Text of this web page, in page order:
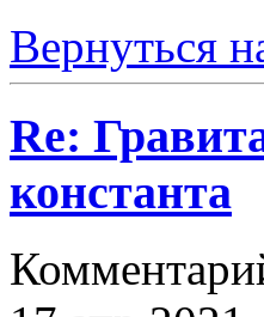
Вернуться
Re:
константа